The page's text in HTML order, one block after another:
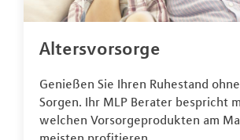
Altersvorsorge
Genießen Sie Ihren Ruhestand
Sorgen. Ihr MLP Berater bespricht
welchen Vorsorgeprodukten am